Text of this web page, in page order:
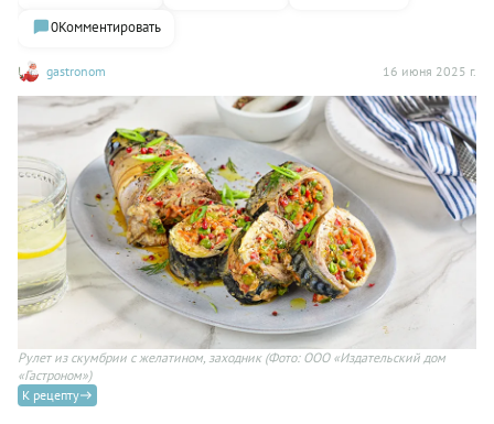
gastronom 16 июня 2025 г.
0Комментировать
Рулет из скумбрии с желатином, заходник(Фото: ООО «Издательский дом
«Гастроном»)
К рецепту